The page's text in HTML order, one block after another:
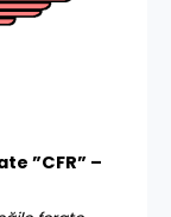
”CFR” –